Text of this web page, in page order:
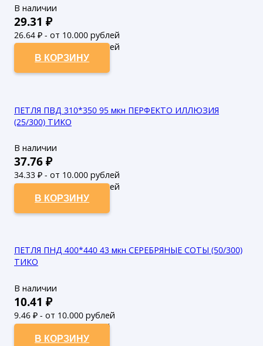
В наличии
29.31 ₽
26.64 ₽ - от 10.000 рублей
24.22₽ - от 50.000 рублей
В КОРЗИНУ
ПЕТЛЯ ПВД 310*350 95 мкн ПЕРФЕКТО ИЛЛЮЗИЯ
(25/300) ТИКО
В наличии
37.76₽
34.33 ₽ - от 10.000 рублей
31.21₽ - от 50.000 рублей
В КОРЗИНУ
ПЕТЛЯ ПНД 400*440 43 мкн СЕРЕБРЯНЫЕ СОТЫ (50/300)
ТИКО
В наличии
10.41 ₽
9.46 ₽ - от 10.000 рублей
8.6₽ - от 50.000 рублей
В КОРЗИНУ